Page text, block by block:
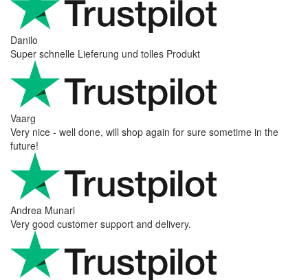
Danilo
Super schnelle Lieferung und tolles Produkt
Vaarg
Very nice - well done, will shop again for sure sometime in the
future!
Andrea Munari
Very good customer support and delivery.